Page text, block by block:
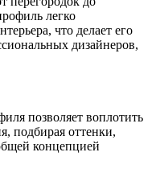
легко
что делает его
дизайнеров,
позволяет воплотить
подбирая оттенки,
концепцией